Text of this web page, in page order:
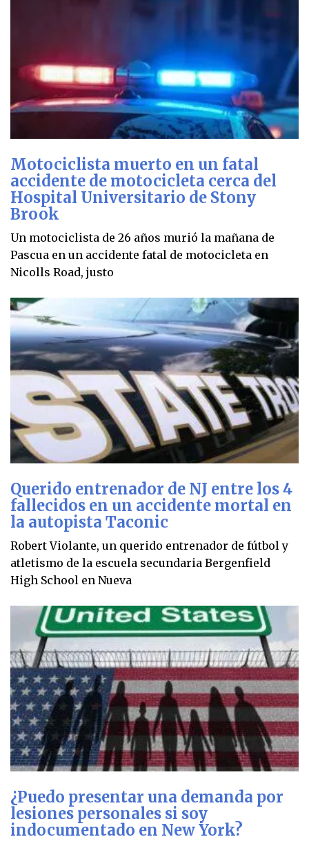
Motociclista muerto en un fatal
accidente de motocicleta cerca del
Hospital Universitario de Stony
Brook
Un motociclista de 26 años murió la mañana de
Pascua en un accidente fatal de motocicleta en
Nicolls Road, justo
Querido entrenador de NJ entre los 4
fallecidos en un accidente mortal en
la autopista Taconic
Robert Violante, un querido entrenador de fútbol y
atletismo de la escuela secundaria Bergenfield
High School en Nueva
¿Puedo presentar una demanda por
lesiones personales si soy
indocumentado en New York?